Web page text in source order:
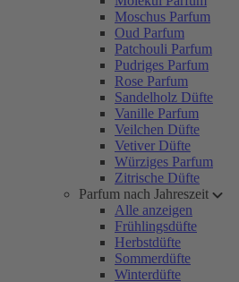
Moschus Parfum
Oud Parfum
Patchouli Parfum
Pudriges Parfum
Rose Parfum
Sandelholz Düfte
Vanille Parfum
Veilchen Düfte
Vetiver Düfte
Würziges Parfum
Zitrische Düfte
Parfum nach Jahreszeit
Alle anzeigen
Frühlingsdüfte
Herbstdüfte
Sommerdüfte
Winterdüfte